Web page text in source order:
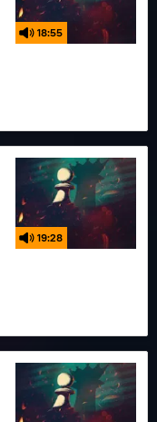
18:55
19:28